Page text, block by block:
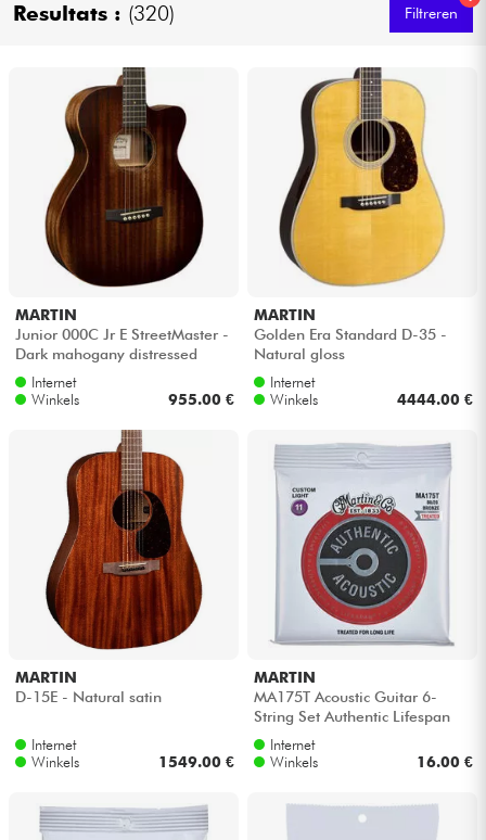
HiFi
Sets
Bekijk onze merken
Resultats : (320) Filtreren
MARTIN
Junior 000C Jr E StreetMaster -
Dark mahogany distressed
Internet
Winkels
955.00 €
MARTIN
Golden Era Standard D-35 -
Natural gloss
Internet
Winkels
4444.00 €
MARTIN
D-15E - Natural satin
Internet
Winkels
1549.00 €
MARTIN
MA175T Acoustic Guitar 6-
String Set Authentic Lifespan
2.0 80/20 Bronze 11-52 -
Snarenset
Internet
Winkels
16.00 €